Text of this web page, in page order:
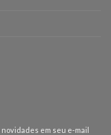
em seu e-mail